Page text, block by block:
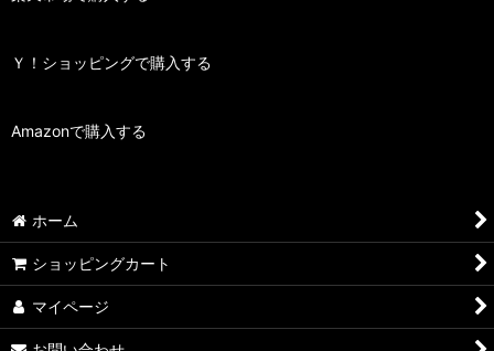
Ｙ！ショッピングで購入する
Amazonで購入する
ホーム
ショッピングカート
マイページ